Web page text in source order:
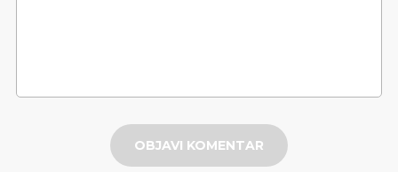
OBJAVI KOMENTAR